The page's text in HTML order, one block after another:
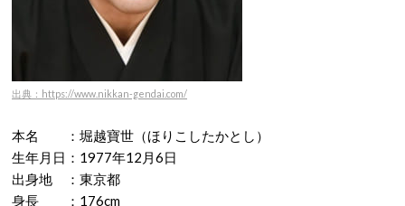
出典：https://www.nikkan-gendai.com/
本名 ：堀越寶世（ほりこしたかとし）
生年月日：1977年12月6日
出身地 ：東京都
身長 ：176cm